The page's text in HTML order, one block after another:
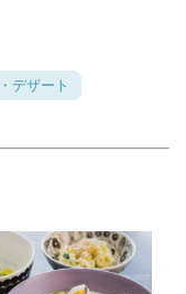
デザート